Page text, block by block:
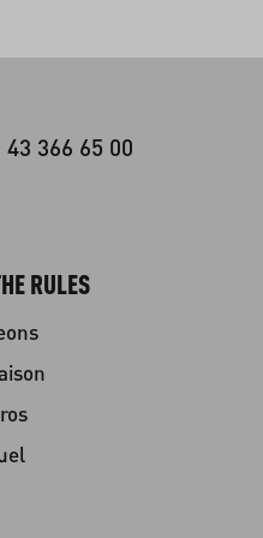
43 366 65 00
RULES